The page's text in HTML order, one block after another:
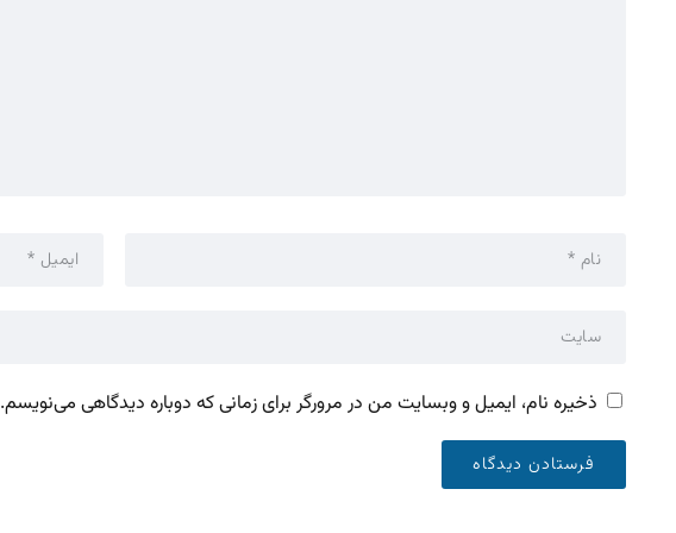
ذخیره نام، ایمیل و وبسایت من در مرورگر برای زمانی که دوباره دیدگاهی می‌نویسم.